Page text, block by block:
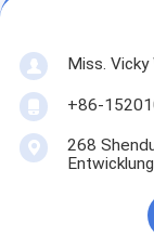
Miss. Vicky
+86-
268